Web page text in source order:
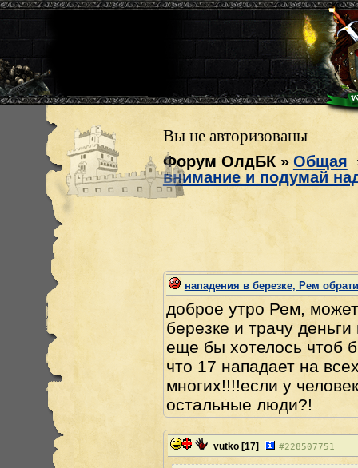
Вы не авторизованы
Форум ОлдБК» Общая
внимание и подумай
нападения в березке, Рем
доброе утро Рем,
березке и трачу
еще бы хотелось чтоб
что 17 нападает на
многих!!!!если у
остальные люди?!
vutko [17] #228507751